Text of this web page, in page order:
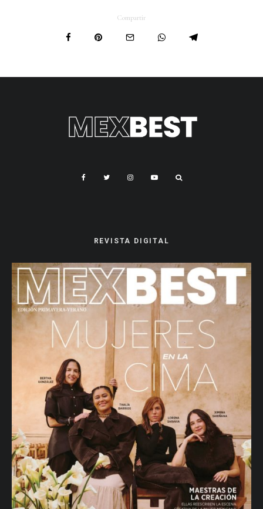
Compartir
REVISTA DIGITAL